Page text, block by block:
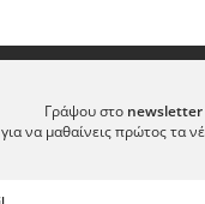
Γράψου στο newsletter
για να μαθαίνεις πρώτος τα